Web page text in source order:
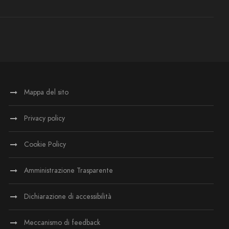
Mappa del sito
Privacy policy
Cookie Policy
Amministrazione Trasparente
Dichiarazione di accessibilità
Meccanismo di feedback